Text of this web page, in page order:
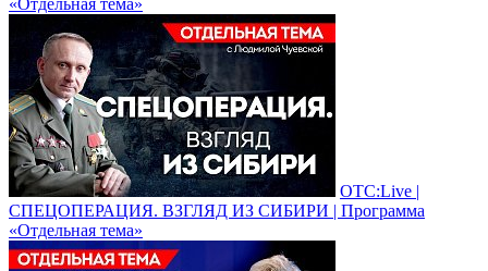
ОТС:Live |
СПЕЦОПЕРАЦИЯ. ВЗГЛЯД ИЗ СИБИРИ | Программа
«Отдельная тема»